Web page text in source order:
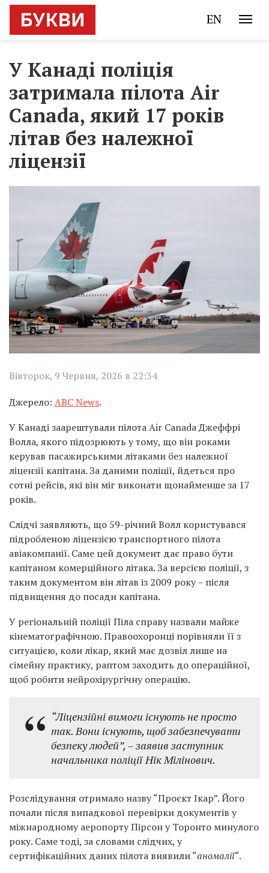
EN
У Канаді поліція
затримала пілота Air
Canada, який 17 років
літав без належної
ліцензії
Вівторок, 9 Червня, 2026 в 22:34
Джерело: ABC News.
У Канаді заарештували пілота Air Canada Джеффрі
Волла, якого підозрюють у тому, що він роками
керував пасажирськими літаками без належної
ліцензії капітана. За даними поліції, йдеться про
сотні рейсів, які він міг виконати щонайменше за 17
років.
Слідчі заявляють, що 59-річний Волл користувався
підробленою ліцензією транспортного пілота
авіакомпанії. Саме цей документ дає право бути
капітаном комерційного літака. За версією поліції, з
таким документом він літав із 2009 року – після
підвищення до посади капітана.
У регіональній поліції Піла справу назвали майже
кінематографічною. Правоохоронці порівняли її з
ситуацією, коли лікар, який має дозвіл лише на
сімейну практику, раптом заходить до операційної,
щоб робити нейрохірургічну операцію.
“Ліцензійні вимоги існують не просто
так. Вони існують, щоб забезпечувати
безпеку людей”, – заявив заступник
начальника поліції Нік Мілінович.
Розслідування отримало назву “Проєкт Ікар”. Його
почали після випадкової перевірки документів у
міжнародному аеропорту Пірсон у Торонто минулого
року. Саме тоді, за словами слідчих, у
сертифікаційних даних пілота виявили “аномалії“.